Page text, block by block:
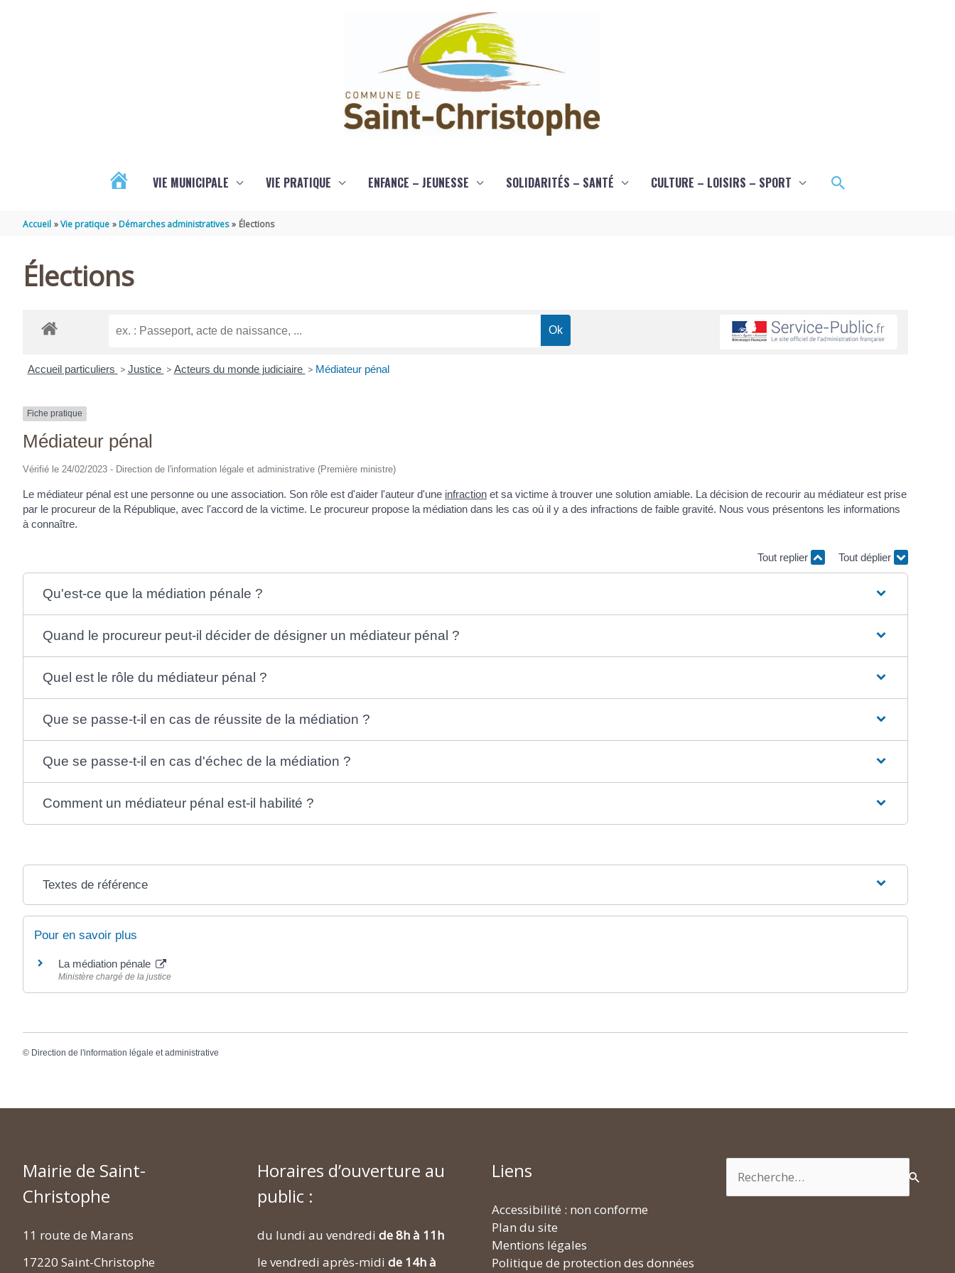
VIE MUNICIPALE VIE PRATIQUE ENFANCE – JEUNESSE SOLIDARITÉS – SANTÉ CULTURE – LOISIRS – SPORT Rechercher
Accueil Vie pratique Démarches administratives Élections
Élections
Accueil particuliers > Justice > Acteurs du monde judiciaire > Médiateur pénal
Fiche pratique
Médiateur pénal
Vérifié le 24/02/2023 - Direction de l'information légale et administrative (Première ministre)
Le médiateur pénal est une personne ou une association. Son rôle est d'aider l'auteur d'une infraction et sa victime à trouver une solution amiable. La décision de recourir au médiateur est prise
par le procureur de la République, avec l'accord de la victime. Le procureur propose la médiation dans les cas où il y a des infractions de faible gravité. Nous vous présentons les informations
à connaître.
Tout replier Tout déplier
Qu'est-ce que la médiation pénale ?
Quand le procureur peut-il décider de désigner un médiateur pénal ?
Quel est le rôle du médiateur pénal ?
Que se passe-t-il en cas de réussite de la médiation ?
Que se passe-t-il en cas d'échec de la médiation ?
Comment un médiateur pénal est-il habilité ?
Textes de référence
Pour en savoir plus
La médiation pénale
Ministère chargé de la justice
© Direction de l'information légale et administrative
Mairie de Saint-
Christophe
11 route de Marans
17220 Saint-Christophe
Horaires d’ouverture au
public :
du lundi au vendredi de 8h à 11h
le vendredi après-midi de 14h à
Liens
Accessibilité : non conforme
Plan du site
Mentions légales
Politique de protection des données